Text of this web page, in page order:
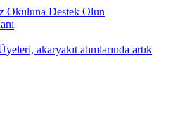
Okuluna Destek Olun
akaryakıt alımlarında artık